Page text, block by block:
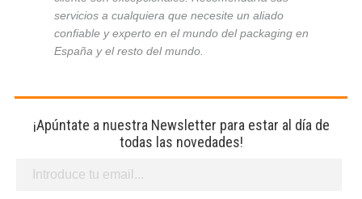
servicios a cualquiera que necesite un aliado
confiable y experto en el mundo del packaging en
España y el resto del mundo.
¡Apúntate a nuestra Newsletter para estar al día de
todas las novedades!